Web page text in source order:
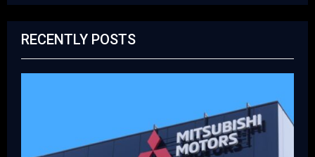
RECENTLY POSTS